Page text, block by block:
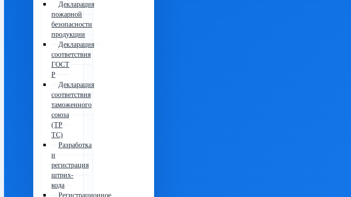
Декларация
пожарной
безопасности
продукции
Декларация
соответствия
ГОСТ
Р
Декларация
соответствия
таможенного
союза
(ТР
ТС)
Разработка
и
регистрация
штрих-
кода
Регистрационное